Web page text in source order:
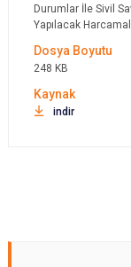
Durumlar İle Sivil
Yapılacak
248 KB
indir